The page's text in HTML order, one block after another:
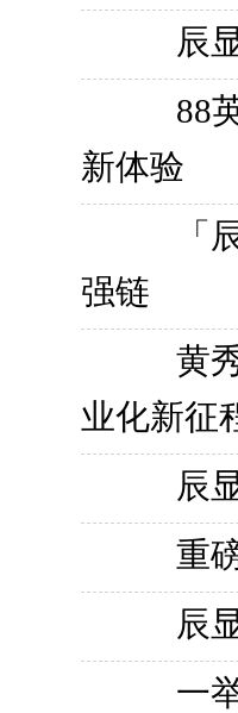
辰
88
新体验
「
强链
黄
业化新征
辰
重
辰
一